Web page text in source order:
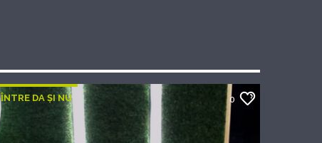
ÎNTRE DA ȘI NU 0